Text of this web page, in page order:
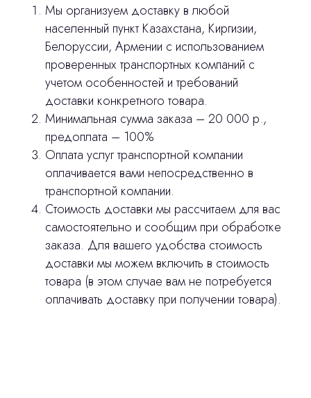
Мы организуем доставку в любой
населенный пункт Казахстана, Киргизии,
Белоруссии, Армении с использованием
проверенных транспортных компаний с
учетом особенностей и требований
доставки конкретного товара.
Минимальная сумма заказа – 20 000 р.,
предоплата – 100%
Оплата услуг транспортной компании
оплачивается вами непосредственно в
транспортной компании.
Стоимость доставки мы рассчитаем для вас
самостоятельно и сообщим при обработке
заказа. Для вашего удобства стоимость
доставки мы можем включить в стоимость
товара (в этом случае вам не потребуется
оплачивать доставку при получении товара).
сделано
Лицензирование
Изготовление хирургических шаблонов
Политика конфиденциальности
stasicus